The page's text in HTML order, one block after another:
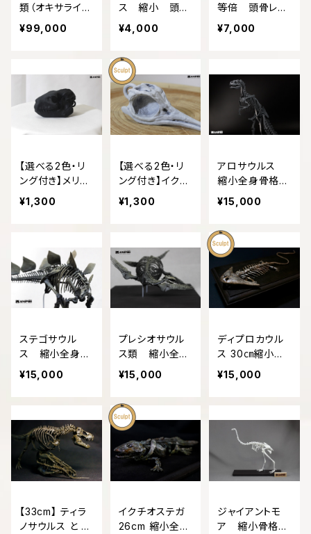
類（オキサライ
ア） 縮小 頭
骨レプリカ 38
¥99,000
ス 縮小 頭骨
レプリカ Steg
osaurus, minia
eplica.
¥4,000
等倍 頭骨レプ
リカ Merycoi
dodon, Equal
¥7,000
【選べる2色・リ
ング付き】メリコ
イドドン 縮小
頭骨レプリカ
ull replica
¥1,300
【選べる2色・リ
ング付き】イクチ
オサウルス類
縮小頭骨レプリ
¥1,300
アロサウルス
縮小全身骨格レ
プリカ Allosa
urus, miniatur
skeleton repli
ca.
¥15,000
ステゴサウル
ス 縮小全身骨
格レプリカ 1/2
0スケール
¥15,000
プレシオサウル
ス類 縮小全身
骨格模型
¥15,000
ディプロカウル
ス 30㎝縮小全
身骨格模型
¥15,000
【33cm】 ティラ
ノサウルス と ト
イクチオステガ
26cm 縮小全身
ジャイアントモ
ア 縮小骨格模